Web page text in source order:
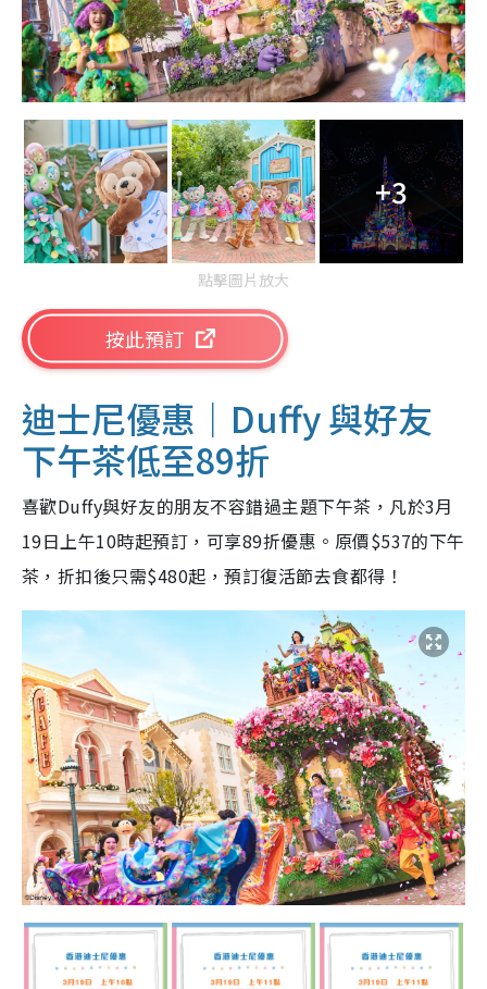
+3
點擊圖片放大
按此預訂
迪士尼優惠｜Duffy 與好友
下午茶低至89折
喜歡Duffy與好友的朋友不容錯過主題下午茶，凡於3月
19日上午10時起預訂，可享89折優惠。原價$537的下午
茶，折扣後只需$480起，預訂復活節去食都得！